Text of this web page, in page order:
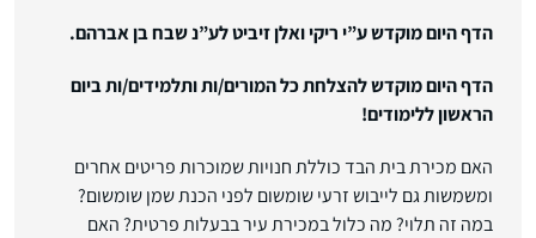
הדף היום מוקדש ע”י ריקי ואלן זיביט לע”נ שבח בן אברהם.
הדף היום מוקדש להצלחת כל המורים/ות ותלמידים/ות ביום
הראשון ללימודים!
האם מכירת בית הבד כוללת חנויות שמוכרות פריטים אחרים
ומשמשות גם לייבוש זרעי שומשום לפני הכנת שמן שומשום?
במה זה תלוי? מה כלול במכירת עיר בבעלות פרטית? האם